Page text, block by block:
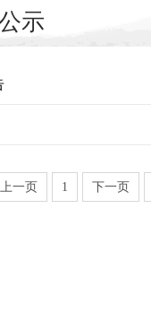
示
上一页 1 下一页